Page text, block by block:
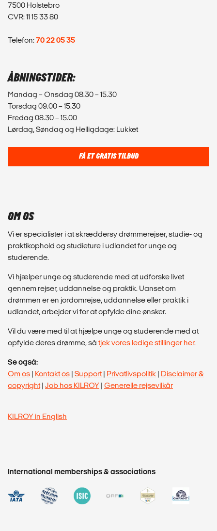
7500 Holstebro
CVR: 11 15 33 80
Telefon:70 22 05 35
ÅBNINGSTIDER:
Mandag – Onsdag 08.30 – 15.30
Torsdag 09.00 – 15.30
Fredag 08.30 – 15.00
Lørdag, Søndag og Helligdage: Lukket
FÅ ET GRATIS TILBUD
OM OS
Vi er specialister i at skræddersy drømmerejser, studie- og
praktikophold og studieture i udlandet for unge og
studerende.
Vi hjælper unge og studerende med at udforske livet
gennem rejser, uddannelse og praktik. Uanset om
drømmen er en jordomrejse, uddannelse eller praktik i
udlandet, arbejder vi for at opfylde dine ønsker.
Vil du være med til at hjælpe unge og studerende med at
opfylde deres drømme, så tjek vores ledige stillinger her.
Se også:
Om os | Kontakt os | Support| Privatlivspolitik | Disclaimer &
copyright| Job hos KILROY | Generelle rejsevilkår
KILROY in English
International memberships & associations